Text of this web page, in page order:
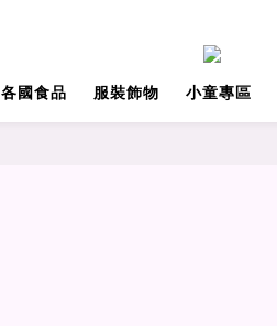
各國食品 服裝飾物 小童專區